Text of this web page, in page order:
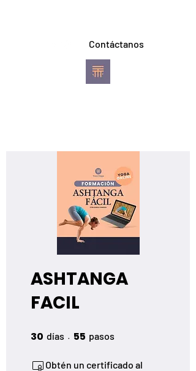
Contáctanos
ASHTANGA
FACIL
30 días 30 días
55 pasos
Obtén un certificado al